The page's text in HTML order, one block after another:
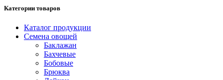
Категории товаров
Каталог продукции
Семена овощей
Баклажан
Бахчевые
Бобовые
Брюква